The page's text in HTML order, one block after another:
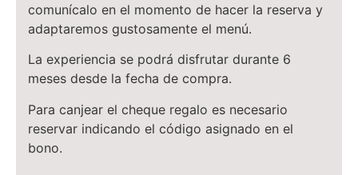
comunícalo en el momento de hacer la reserva y
adaptaremos gustosamente el menú.
La experiencia se podrá disfrutar durante 6
meses desde la fecha de compra.
Para canjear el cheque regalo es necesario
reservar indicando el código asignado en el
bono.